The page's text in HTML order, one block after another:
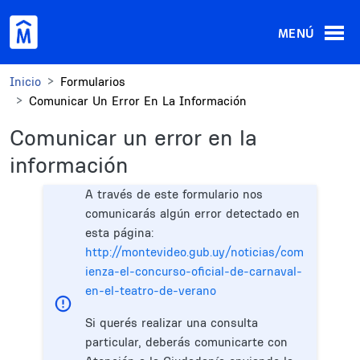
MENÚ
Inicio
Formularios
Comunicar Un Error En La Información
Comunicar un error en la
información
A través de este formulario nos
comunicarás algún error detectado en
esta página:
http://montevideo.gub.uy/noticias/com
ienza-el-concurso-oficial-de-carnaval-
en-el-teatro-de-verano
Si querés realizar una consulta
particular, deberás comunicarte con